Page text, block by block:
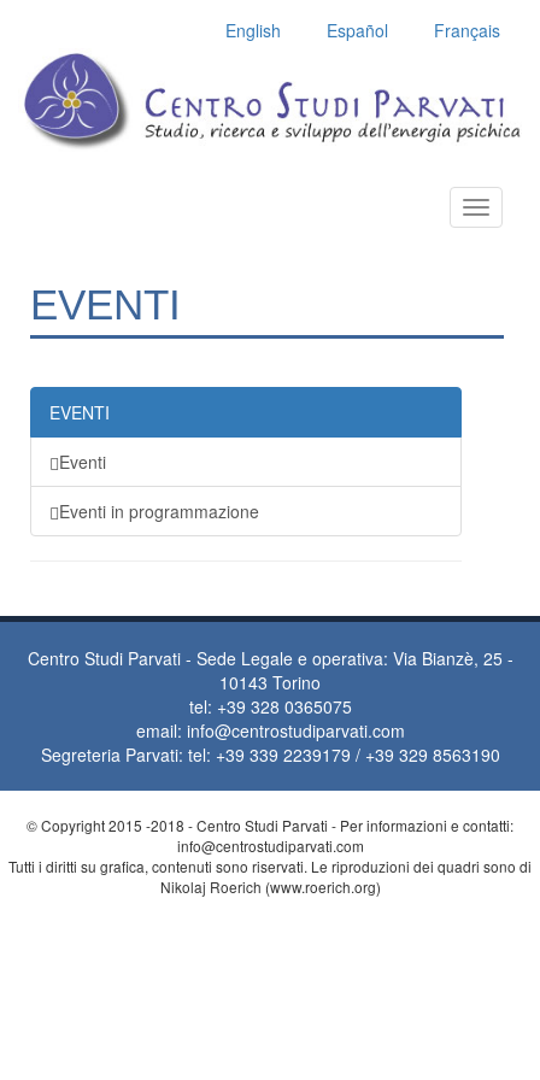
English Español Français
Toggle
EVENTI
EVENTI
Eventi
Eventi in programmazione
Centro Studi Parvati - Sede Legale e operativa: Via Bianzè, 25 -
10143 Torino
tel: +39 328 0365075
email: info@centrostudiparvati.com
Segreteria Parvati: tel: +39 339 2239179 / +39 329 8563190
© Copyright 2015 -2018 - Centro Studi Parvati - Per informazioni e contatti:
info@centrostudiparvati.com
Tutti i diritti su grafica, contenuti sono riservati. Le riproduzioni dei quadri sono di
Nikolaj Roerich (www.roerich.org)